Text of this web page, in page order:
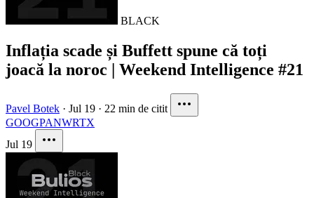
BLACK
Inflația scade și Buffett spune că toți
joacă la noroc | Weekend Intelligence #21
Pavel Botek · Jul 19 · 22 min de citit
GOOGPANWRTX
Jul 19